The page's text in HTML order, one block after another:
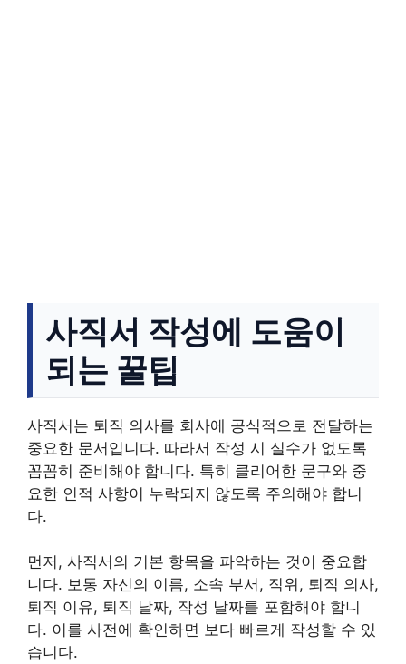
사직서 작성에 도움이
되는 꿀팁
사직서는 퇴직 의사를 회사에 공식적으로 전달하는
중요한 문서입니다. 따라서 작성 시 실수가 없도록
꼼꼼히 준비해야 합니다. 특히 클리어한 문구와 중
요한 인적 사항이 누락되지 않도록 주의해야 합니
다.
먼저, 사직서의 기본 항목을 파악하는 것이 중요합
니다. 보통 자신의 이름, 소속 부서, 직위, 퇴직 의사,
퇴직 이유, 퇴직 날짜, 작성 날짜를 포함해야 합니
다. 이를 사전에 확인하면 보다 빠르게 작성할 수 있
습니다.